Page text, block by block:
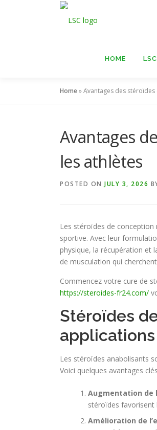
HOME
Home»Avantages des
Avantages
les athlètes
POSTED ON JULY 3, 2026
Les stéroïdes de
sportive. Avec leur
physique, la récupération et
de musculation qui
Commencez votre cure de
https://steroides-fr24.com/
Stéroïdes
Les stéroïdes anabolisants
Voici quelques avantages
Augmentation de
stéroïdes favorisent
Amélioration de